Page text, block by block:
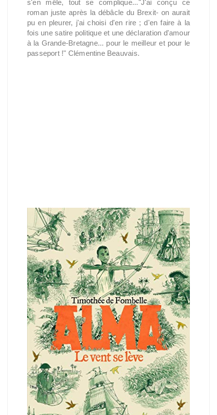
s'en mêle, tout se complique..."J'ai conçu ce
roman juste après la débâcle du Brexit- on aurait
pu en pleurer, j'ai choisi d'en rire ; d'en faire à la
fois une satire politique et une déclaration d'amour
à la Grande-Bretagne... pour le meilleur et pour le
passeport !" Clémentine Beauvais.